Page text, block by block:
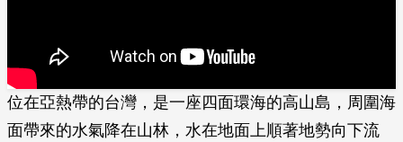
位在亞熱帶的台灣，是一座四面環海的高山島，周圍海
面帶來的水氣降在山林，水在地面上­順著地勢向下流